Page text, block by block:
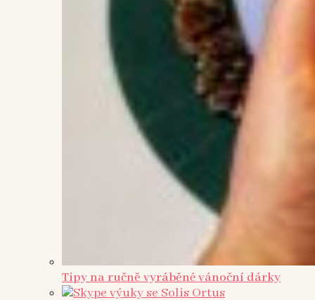
Tipy na ručně vyráběné vánoční dárky